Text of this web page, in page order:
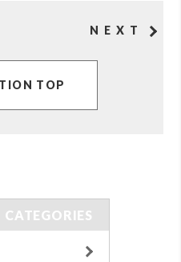
NEXT
TOP
CATEGORIES